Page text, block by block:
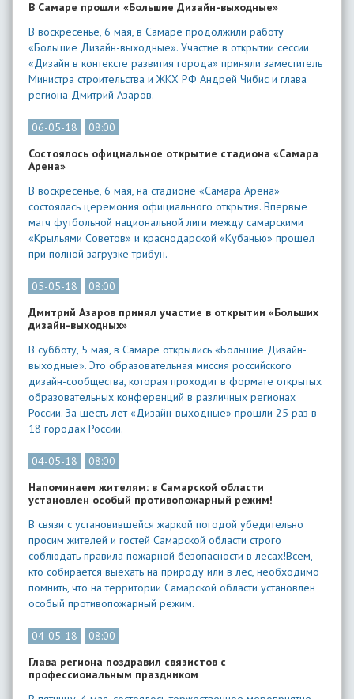
В Самаре прошли «Большие Дизайн-выходные»
В воскресенье, 6 мая, в Самаре продолжили работу
«Большие Дизайн-выходные». Участие в открытии сессии
«Дизайн в контексте развития города» приняли заместитель
Министра строительства и ЖКХ РФ Андрей Чибис и глава
региона Дмитрий Азаров.
06-05-18
08:00
Состоялось официальное открытие стадиона «Самара
Арена»
В воскресенье, 6 мая, на стадионе «Самара Арена»
состоялась церемония официального открытия. Впервые
матч футбольной национальной лиги между самарскими
«Крыльями Советов» и краснодарской «Кубанью» прошел
при полной загрузке трибун.
05-05-18
08:00
Дмитрий Азаров принял участие в открытии «Больших
дизайн-выходных»
В субботу, 5 мая, в Самаре открылись «Большие Дизайн-
выходные». Это образовательная миссия российского
дизайн-сообщества, которая проходит в формате открытых
образовательных конференций в различных регионах
России. За шесть лет «Дизайн-выходные» прошли 25 раз в
18 городах России.
04-05-18
08:00
Напоминаем жителям: в Самарской области
установлен особый противопожарный режим!
В связи с установившейся жаркой погодой убедительно
просим жителей и гостей Самарской области строго
соблюдать правила пожарной безопасности в лесах!Всем,
кто собирается выехать на природу или в лес, необходимо
помнить, что на территории Самарской области установлен
особый противопожарный режим.
04-05-18
08:00
Глава региона поздравил связистов с
профессиональным праздником